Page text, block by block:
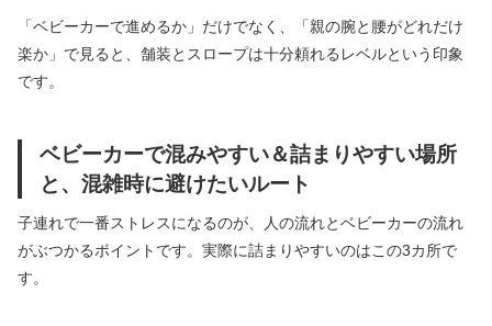
「ベビーカーで進めるか」だけでなく、「親の腕と腰がどれだけ
楽か」で見ると、舗装とスロープは十分頼れるレベルという印象
です。
ベビーカーで混みやすい＆詰まりやすい場所
と、混雑時に避けたいルート
子連れで一番ストレスになるのが、人の流れとベビーカーの流れ
がぶつかるポイントです。実際に詰まりやすいのはこの3カ所で
す。